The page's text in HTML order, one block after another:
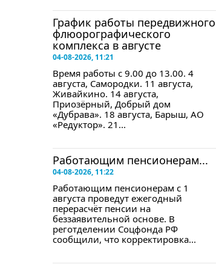
График работы передвижного
флюорографического
комплекса в августе
04-08-2026, 11:21
Время работы с 9.00 до 13.00. 4
августа, Самородки. 11 августа,
Живайкино. 14 августа,
Приозёрный, Добрый дом
«Дубрава». 18 августа, Барыш, АО
«Редуктор». 21...
Работающим пенсионерам...
04-08-2026, 11:22
Работающим пенсионерам с 1
августа проведут ежегодный
перерасчёт пенсии на
беззаявительной основе. В
реготделении Соцфонда РФ
сообщили, что корректировка...